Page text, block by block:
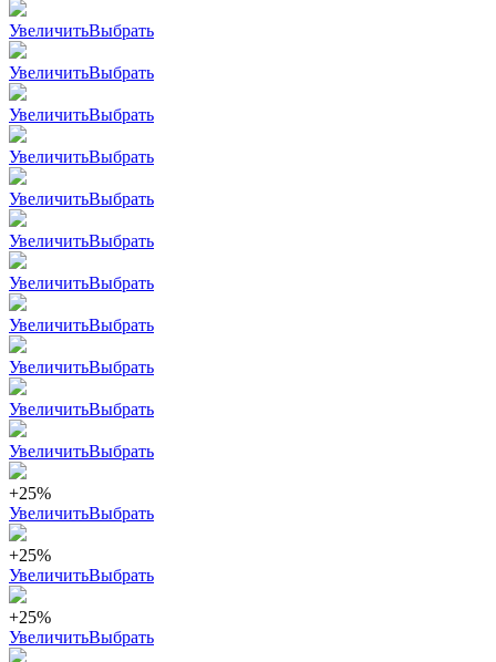
УвеличитьВыбрать
УвеличитьВыбрать
УвеличитьВыбрать
УвеличитьВыбрать
УвеличитьВыбрать
УвеличитьВыбрать
УвеличитьВыбрать
УвеличитьВыбрать
УвеличитьВыбрать
УвеличитьВыбрать
УвеличитьВыбрать
+25%
УвеличитьВыбрать
+25%
УвеличитьВыбрать
+25%
УвеличитьВыбрать